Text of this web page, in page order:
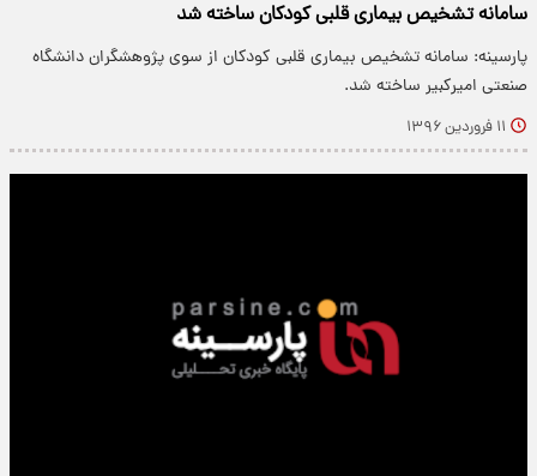
سامانه تشخیص بیماری قلبی کودکان ساخته شد
پارسینه: سامانه تشخیص بیماری قلبی کودکان از سوی پژوهشگران دانشگاه
صنعتی امیرکبیر ساخته شد.
۱۱ فروردین ۱۳۹۶